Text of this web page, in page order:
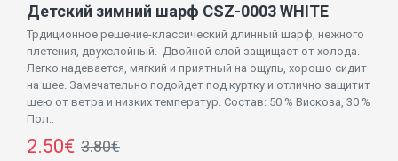
Детский зимний шарф CSZ-0003 WHITE
Трдиционное решение-классический длинный шарф, нежного
плетения, двухслойный. Двойной слой защищает от холода.
Легко надевается, мягкий и приятный на ощупь, хорошо сидит
на шее. Замечательно подойдет под куртку и отлично защитит
шею от ветра и низких температур. Состав: 50 % Вискоза, 30 %
Пол..
2.50€ 3.80€